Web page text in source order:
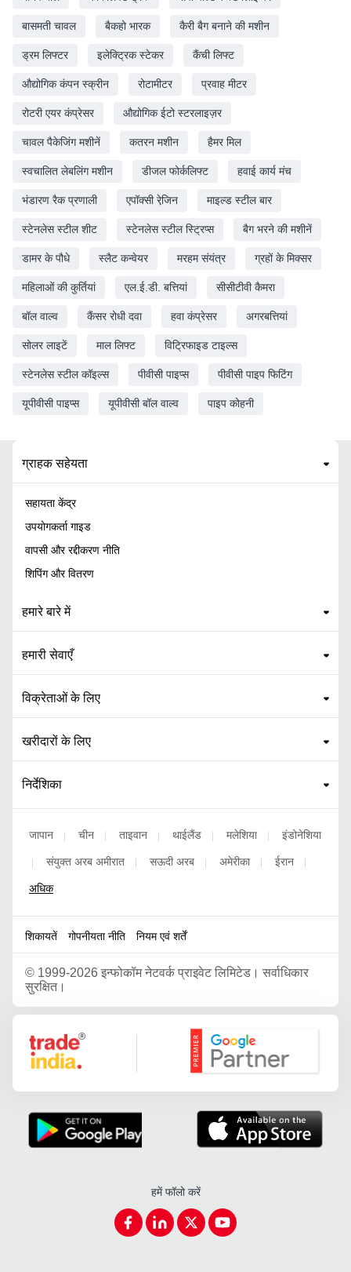
बासमती चावल बैकहो भारक कैरी बैग बनाने की मशीन
ड्रम लिफ्टर इलेक्ट्रिक स्टेकर कैंची लिफ्ट
औद्योगिक कंपन स्क्रीन रोटामीटर प्रवाह मीटर
रोटरी एयर कंप्रेसर औद्योगिक ईटो स्टरलाइज़र
चावल पैकेजिंग मशीनें कतरन मशीन हैमर मिल
स्वचालित लेबलिंग मशीन डीजल फोर्कलिफ्ट हवाई कार्य मंच
भंडारण रैक प्रणाली एपॉक्सी रेजि़न माइल्ड स्टील बार
स्टेनलेस स्टील शीट स्टेनलेस स्टील स्ट्रिप्स बैग भरने की मशीनें
डामर के पौधे स्लैट कन्वेयर मरहम संयंत्र ग्रहों के मिक्सर
महिलाओं की कुर्तियां एल.ई.डी. बत्तियां सीसीटीवी कैमरा
बॉल वाल्व कैंसर रोधी दवा हवा कंप्रेसर अगरबत्तियां
सोलर लाइटें माल लिफ्ट विट्रिफाइड टाइल्स
स्टेनलेस स्टील कॉइल्स पीवीसी पाइप्स पीवीसी पाइप फिटिंग
यूपीवीसी पाइप्स यूपीवीसी बॉल वाल्व पाइप कोहनी
ग्राहक सहेयता
सहायता केंद्र
उपयोगकर्ता गाइड
वापसी और रद्दीकरण नीति
शिपिंग और वितरण
हमारे बारे में
हमारी सेवाएँ
विक्रेताओं के लिए
खरीदारों के लिए
निर्देशिका
जापान चीन ताइवान थाईलैंड मलेशिया इंडोनेशिया
संयुक्त अरब अमीरात सऊदी अरब अमेरीका ईरान
अधिक
शिकायतें गोपनीयता नीति नियम एवं शर्तें
© 1999-2026 इन्फोकॉम नेटवर्क प्राइवेट लिमिटेड। सर्वाधिकार
सुरक्षित।
Google Partner
हमें फॉलो करें